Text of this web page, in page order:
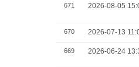
671 2026-08-05
670 2026-07-13
669 2026-06-24